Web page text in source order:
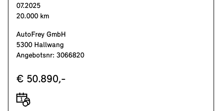
07.2025
20.000 km
AutoFrey GmbH
5300 Hallwang
Angebotsnr: 3066820
€ 50.890,-